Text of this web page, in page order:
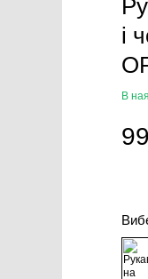
і
В